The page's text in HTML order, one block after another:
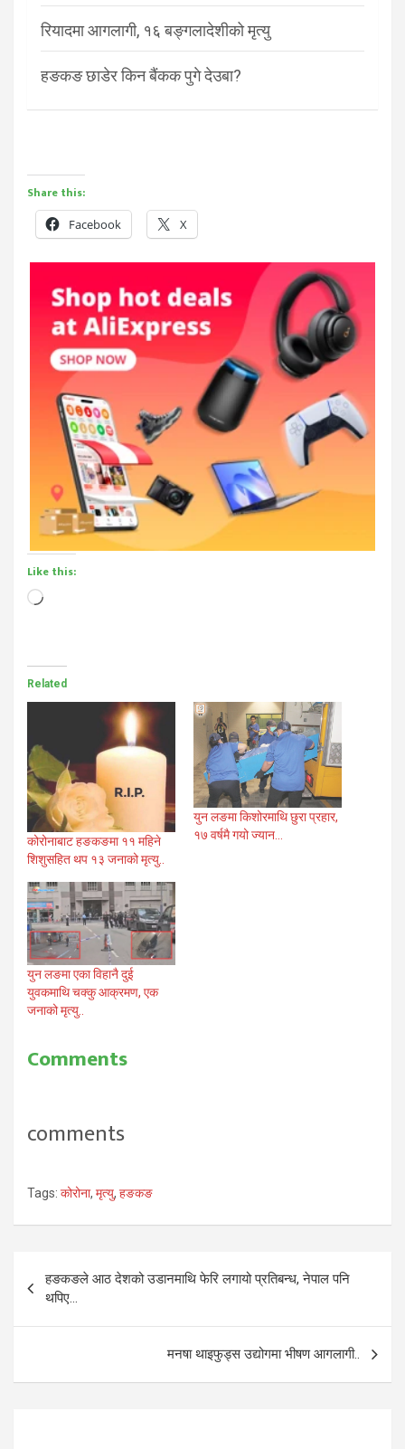
रियादमा आगलागी, १६ बङ्गलादेशीको मृत्यु
हङकङ छाडेर किन बैंकक पुगे देउबा?
Share this:
Facebook X
Like this:
Loading…
Related
कोरोनाबाट हङकङमा ११ महिने
शिशुसहित थप १३ जनाको मृत्यु..
युन लङमा किशोरमाथि छुरा प्रहार,
१७ वर्षमै गयो ज्यान…
युन लङमा एका विहानै दुई
युवकमाथि चक्कु आक्रमण, एक
जनाको मृत्यु..
Comments
comments
Tags: कोरोना, मृत्यु, हङकङ
Post
navigation
हङकङले आठ देशको उडानमाथि फेरि लगायो प्रतिबन्ध, नेपाल पनि
थपिए…
मनषा थाइफुड्स उद्योगमा भीषण आगलागी..